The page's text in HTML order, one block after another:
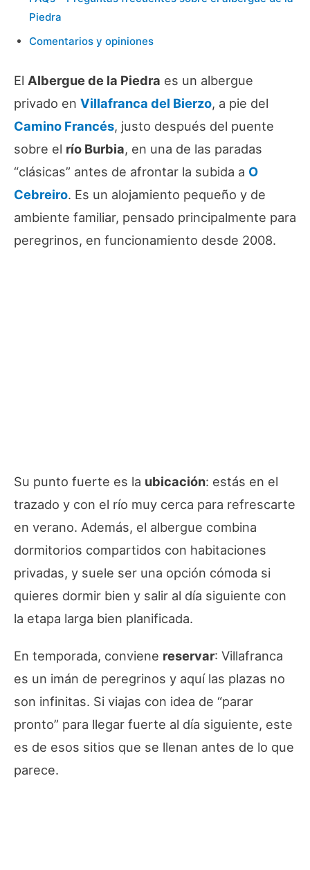
Piedra
Comentarios y opiniones
El Albergue de la Piedra es un albergue
privado en Villafranca del Bierzo, a pie del
Camino Francés, justo después del puente
sobre el río Burbia, en una de las paradas
“clásicas” antes de afrontar la subida a O
Cebreiro. Es un alojamiento pequeño y de
ambiente familiar, pensado principalmente para
peregrinos, en funcionamiento desde 2008.
Su punto fuerte es la ubicación: estás en el
trazado y con el río muy cerca para refrescarte
en verano. Además, el albergue combina
dormitorios compartidos con habitaciones
privadas, y suele ser una opción cómoda si
quieres dormir bien y salir al día siguiente con
la etapa larga bien planificada.
En temporada, conviene reservar: Villafranca
es un imán de peregrinos y aquí las plazas no
son infinitas. Si viajas con idea de “parar
pronto” para llegar fuerte al día siguiente, este
es de esos sitios que se llenan antes de lo que
parece.